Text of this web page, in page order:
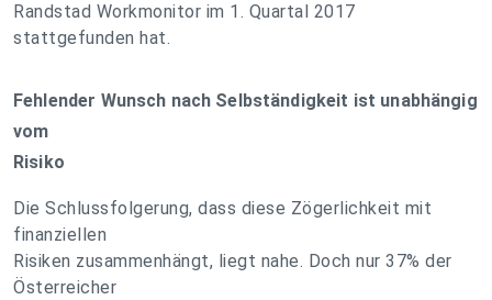
Randstad Workmonitor im 1. Quartal 2017
stattgefunden hat.
Fehlender Wunsch nach Selbständigkeit ist unabhängig
vom
Risiko
Die Schlussfolgerung, dass diese Zögerlichkeit mit
finanziellen
Risiken zusammenhängt, liegt nahe. Doch nur 37% der
Österreicher